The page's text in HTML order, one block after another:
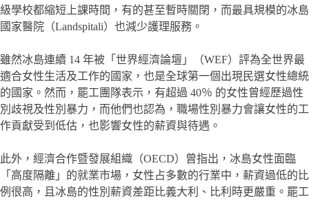
級學校都縮短上課時間，有的甚至暫時關閉，而最具規模的冰島
國家醫院（Landspitali）也減少護理服務。
雖然冰島連續 14 年被「世界經濟論壇」（WEF）評為全世界最
適合女性生活及工作的國家，也是全球第一個出現民選女性總統
的國家。然而，罷工團隊表示，有超過 40％ 的女性曾經歷過性
別歧視及性別暴力，而他們也認為，職場性別暴力會讓女性的工
作貢獻受到低估，也影響女性的薪資與待遇。
此外，經濟合作暨發展組織（OECD）曾指出，冰島女性面臨
「高度隔離」的就業市場，女性占多數的行業中，薪資過低的比
例很高，且冰島的性別薪資差距比義大利、比利時更嚴重。罷工